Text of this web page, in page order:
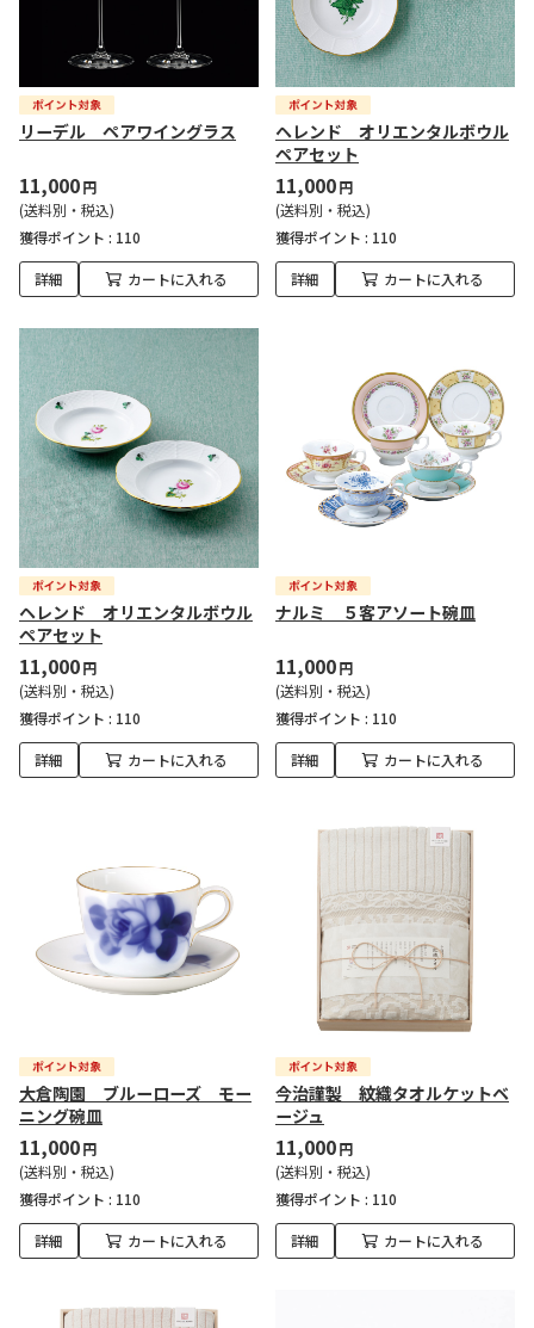
リーデル ペアワイングラス
11,000円
(送料別・税込)
獲得ポイント : 110
詳細 カートに入れる
ヘレンド オリエンタルボウル
ペアセット
11,000円
(送料別・税込)
獲得ポイント : 110
詳細 カートに入れる
ヘレンド オリエンタルボウル
ペアセット
11,000円
(送料別・税込)
獲得ポイント : 110
詳細 カートに入れる
ナルミ ５客アソート碗皿
11,000円
(送料別・税込)
獲得ポイント : 110
詳細 カートに入れる
大倉陶園 ブルーローズ モー
ニング碗皿
11,000円
(送料別・税込)
獲得ポイント : 110
詳細 カートに入れる
今治謹製 紋織タオルケットベ
ージュ
11,000円
(送料別・税込)
獲得ポイント : 110
詳細 カートに入れる